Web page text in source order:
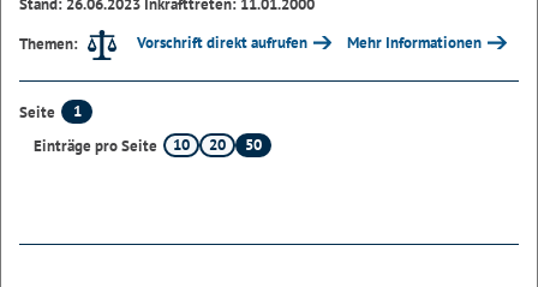
Stand: 26.06.2023 Inkrafttreten: 11.01.2000
Themen:
Vorschrift direkt aufrufen Mehr Informationen
Seite
1
Einträge pro Seite
10 20 50